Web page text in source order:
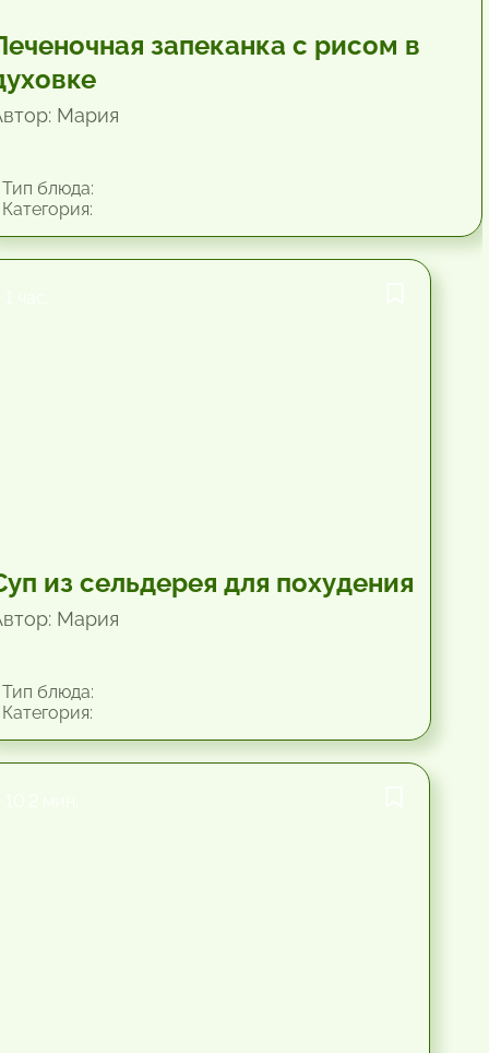
запеканка с рисом в
Мария
блюда:
из сельдерея для похудения
Мария
блюда: